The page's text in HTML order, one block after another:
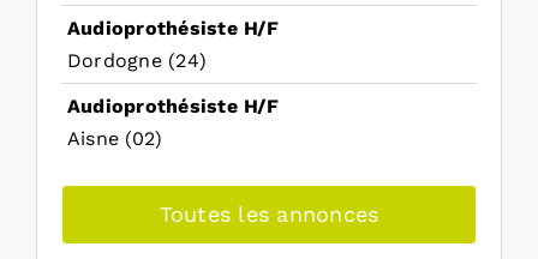
Audioprothésiste H/F
Dordogne (24)
Audioprothésiste H/F
Aisne (02)
Toutes les annonces